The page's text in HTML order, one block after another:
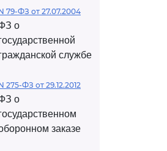
79-ФЗ от 27.07.2004
о
службе
275-ФЗ от 29.12.2012
о
заказе